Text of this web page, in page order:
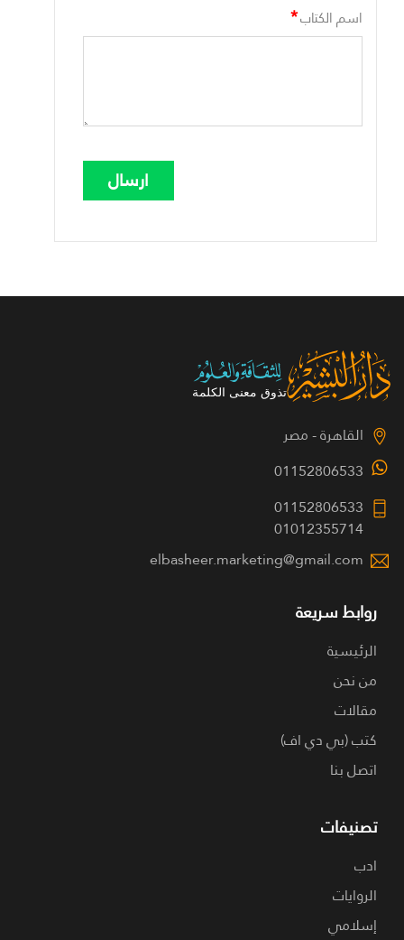
اسم الكتاب*
القاهرة - مصر
01152806533
01152806533
01012355714
elbasheer.marketing@gmail.com
روابط سريعة
الرئيسية
من نحن
مقالات
كتب (بي دي اف)
اتصل بنا
تصنيفات
ادب
الروايات
إسلامي